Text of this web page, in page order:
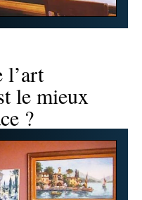
l’art
le mieux
?